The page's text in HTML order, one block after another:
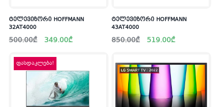
ტელევიზორი HOFFMANN
32AT4000
500.00₾
Original
500.00₾.
349.00₾
Current
349.00₾.
ტელევიზორი HOFFMANN
43AT4000
850.00₾
Original
850.00₾.
519.00₾
Current
519.00₾.
ფასდაკლება!